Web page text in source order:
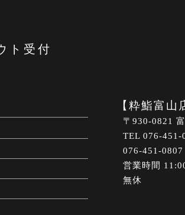
ト受付
【粋鮨富山
〒930-0821
TEL 076-451-
076-451-0807
営業時間
無休